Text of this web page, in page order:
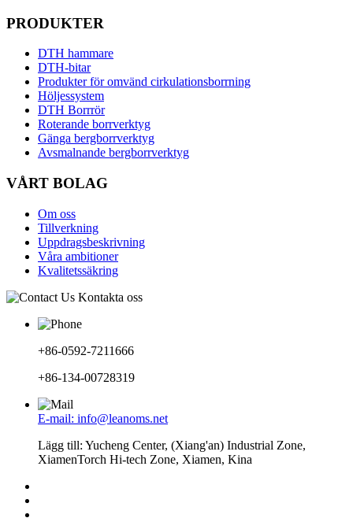
PRODUKTER
DTH hammare
DTH-bitar
Produkter för omvänd cirkulationsborrning
Höljessystem
DTH Borrrör
Roterande borrverktyg
Gänga bergborrverktyg
Avsmalnande bergborrverktyg
VÅRT BOLAG
Om oss
Tillverkning
Uppdragsbeskrivning
Våra ambitioner
Kvalitetssäkring
Kontakta oss
+86-0592-7211666
+86-134-00728319
E-mail: info@leanoms.net
Lägg till: Yucheng Center, (Xiang'an) Industrial Zone,
XiamenTorch Hi-tech Zone, Xiamen, Kina